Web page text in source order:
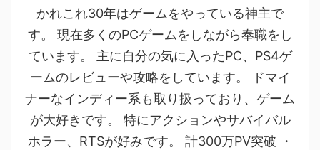
かれこれ30年はゲームをやっている神主で
す。 現在多くのPCゲームをしながら奉職をし
ています。 主に自分の気に入ったPC、PS4ゲ
ームのレビューや攻略をしています。 ドマイ
ナーなインディー系も取り扱っており、ゲーム
が大好きです。 特にアクションやサバイバル
ホラー、RTSが好みです。 計300万PV突破 ・